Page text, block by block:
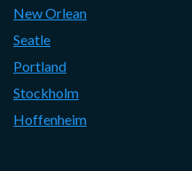
New Orlean
Seatle
Portland
Stockholm
Hoffenheim